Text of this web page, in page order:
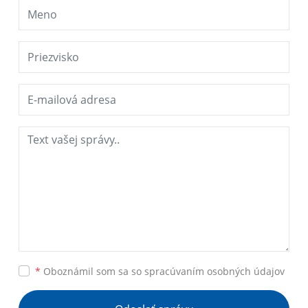
* Oboznámil som sa so spracúvaním osobných údajov